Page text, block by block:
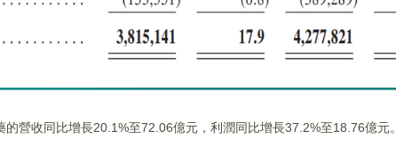
營收同比增長20.1%至72.06億元，利潤同比增長37.2%至18.76億元。